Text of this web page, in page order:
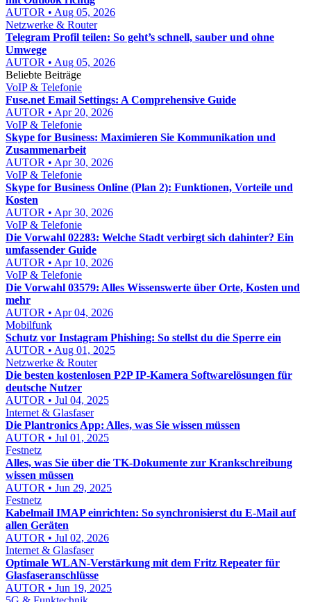
AUTOR • Aug 05, 2026
Netzwerke & Router
Telegram Profil teilen: So geht’s schnell, sauber und ohne
Umwege
AUTOR • Aug 05, 2026
Beliebte Beiträge
VoIP & Telefonie
Fuse.net Email Settings: A Comprehensive Guide
AUTOR • Apr 20, 2026
VoIP & Telefonie
Skype for Business: Maximieren Sie Kommunikation und
Zusammenarbeit
AUTOR • Apr 30, 2026
VoIP & Telefonie
Skype for Business Online (Plan 2): Funktionen, Vorteile und
Kosten
AUTOR • Apr 30, 2026
VoIP & Telefonie
Die Vorwahl 02283: Welche Stadt verbirgt sich dahinter? Ein
umfassender Guide
AUTOR • Apr 10, 2026
VoIP & Telefonie
Die Vorwahl 03579: Alles Wissenswerte über Orte, Kosten und
mehr
AUTOR • Apr 04, 2026
Mobilfunk
Schutz vor Instagram Phishing: So stellst du die Sperre ein
AUTOR • Aug 01, 2025
Netzwerke & Router
Die besten kostenlosen P2P IP-Kamera Softwarelösungen für
deutsche Nutzer
AUTOR • Jul 04, 2025
Internet & Glasfaser
Die Plantronics App: Alles, was Sie wissen müssen
AUTOR • Jul 01, 2025
Festnetz
Alles, was Sie über die TK-Dokumente zur Krankschreibung
wissen müssen
AUTOR • Jun 29, 2025
Festnetz
Kabelmail IMAP einrichten: So synchronisierst du E-Mail auf
allen Geräten
AUTOR • Jul 02, 2026
Internet & Glasfaser
Optimale WLAN-Verstärkung mit dem Fritz Repeater für
Glasfaseranschlüsse
AUTOR • Jun 19, 2025